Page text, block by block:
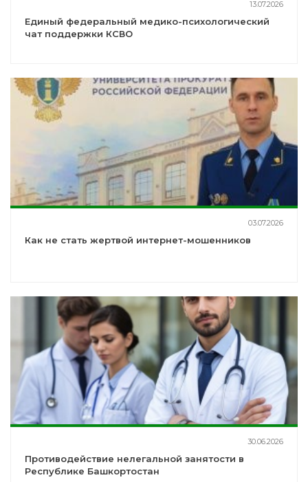
13.07.2026
Единый федеральный медико-психологический
чат поддержки КСВО
03.07.2026
Как не стать жертвой интернет-мошенников
30.06.2026
Противодействие нелегальной занятости в
Республике Башкортостан